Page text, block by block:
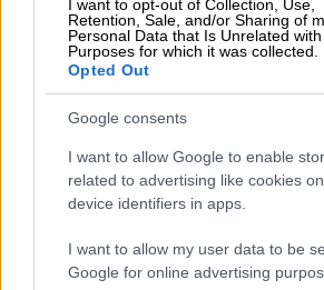
I want to opt-out of Collection, Use,
Retention, Sale, and/or Sharing of
Personal Data that Is Unrelated
Purposes for which it was collected.
Opted Out
Google consents
I want to allow Google to enable
related to advertising like cookies
device identifiers in apps.
I want to allow my user data to be
Google for online advertising
Τσιτσιπάς και αποχαιρέτησε